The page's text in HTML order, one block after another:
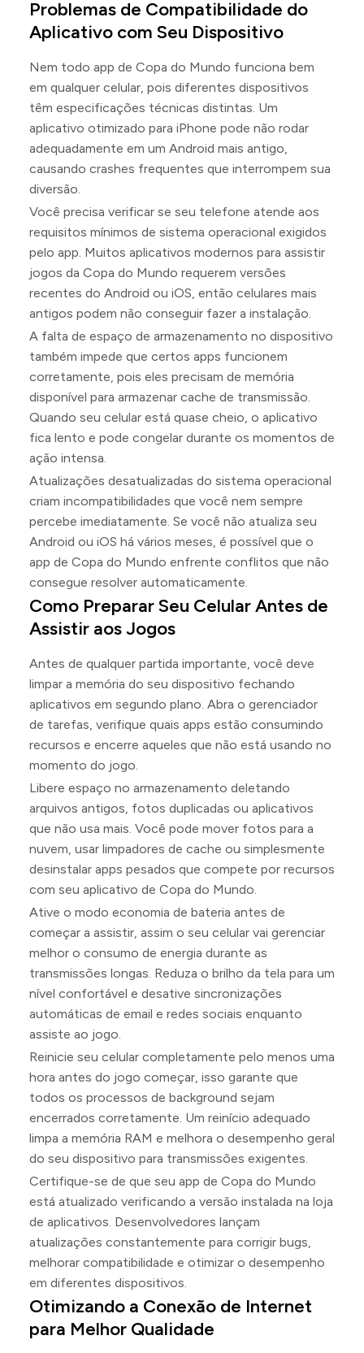
Problemas de Compatibilidade do
Aplicativo com Seu Dispositivo
Nem todo app de Copa do Mundo funciona bem
em qualquer celular, pois diferentes dispositivos
têm especificações técnicas distintas. Um
aplicativo otimizado para iPhone pode não rodar
adequadamente em um Android mais antigo,
causando crashes frequentes que interrompem sua
diversão.
Você precisa verificar se seu telefone atende aos
requisitos mínimos de sistema operacional exigidos
pelo app. Muitos aplicativos modernos para assistir
jogos da Copa do Mundo requerem versões
recentes do Android ou iOS, então celulares mais
antigos podem não conseguir fazer a instalação.
A falta de espaço de armazenamento no dispositivo
também impede que certos apps funcionem
corretamente, pois eles precisam de memória
disponível para armazenar cache de transmissão.
Quando seu celular está quase cheio, o aplicativo
fica lento e pode congelar durante os momentos de
ação intensa.
Atualizações desatualizadas do sistema operacional
criam incompatibilidades que você nem sempre
percebe imediatamente. Se você não atualiza seu
Android ou iOS há vários meses, é possível que o
app de Copa do Mundo enfrente conflitos que não
consegue resolver automaticamente.
Como Preparar Seu Celular Antes de
Assistir aos Jogos
Antes de qualquer partida importante, você deve
limpar a memória do seu dispositivo fechando
aplicativos em segundo plano. Abra o gerenciador
de tarefas, verifique quais apps estão consumindo
recursos e encerre aqueles que não está usando no
momento do jogo.
Libere espaço no armazenamento deletando
arquivos antigos, fotos duplicadas ou aplicativos
que não usa mais. Você pode mover fotos para a
nuvem, usar limpadores de cache ou simplesmente
desinstalar apps pesados que compete por recursos
com seu aplicativo de Copa do Mundo.
Ative o modo economia de bateria antes de
começar a assistir, assim o seu celular vai gerenciar
melhor o consumo de energia durante as
transmissões longas. Reduza o brilho da tela para um
nível confortável e desative sincronizações
automáticas de email e redes sociais enquanto
assiste ao jogo.
Reinicie seu celular completamente pelo menos uma
hora antes do jogo começar, isso garante que
todos os processos de background sejam
encerrados corretamente. Um reinício adequado
limpa a memória RAM e melhora o desempenho geral
do seu dispositivo para transmissões exigentes.
Certifique-se de que seu app de Copa do Mundo
está atualizado verificando a versão instalada na loja
de aplicativos. Desenvolvedores lançam
atualizações constantemente para corrigir bugs,
melhorar compatibilidade e otimizar o desempenho
em diferentes dispositivos.
Otimizando a Conexão de Internet
para Melhor Qualidade